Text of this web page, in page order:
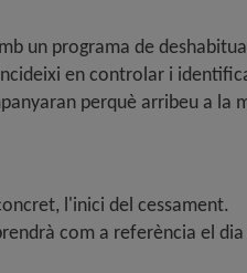
un programa de
en controlar i
perquè arribeu a
l'inici del cessament.
com a referència el